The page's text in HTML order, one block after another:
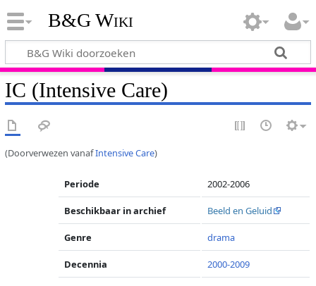
B&G Wiki
IC (Intensive Care)
(Doorverwezen vanafIntensive Care)
Periode 2002-2006
Beschikbaar in archief Beeld en Geluid
Genre drama
Decennia 2000-2009